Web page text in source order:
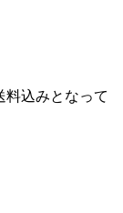
料込みとなって